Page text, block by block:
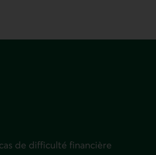
de difficulté financière